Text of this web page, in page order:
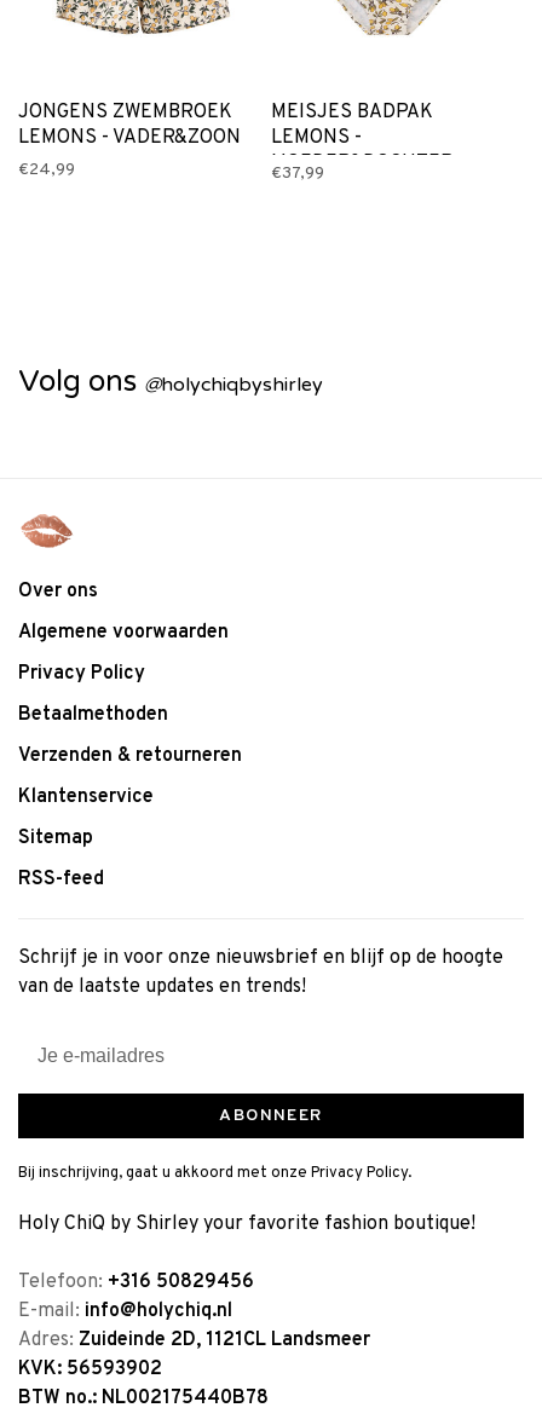
JONGENS ZWEMBROEK
LEMONS - VADER&ZOON
€24,99
MEISJES BADPAK
LEMONS -
MOEDER&DOCHTER
€37,99
Volg ons @holychiqbyshirley
Over ons
Algemene voorwaarden
Privacy Policy
Betaalmethoden
Verzenden & retourneren
Klantenservice
Sitemap
RSS-feed
Schrijf je in voor onze nieuwsbrief en blijf op de hoogte
van de laatste updates en trends!
ABONNEER
Bij inschrijving, gaat u akkoord met onze Privacy Policy.
Holy ChiQ by Shirley your favorite fashion boutique!
Telefoon: +316 50829456
E-mail: info@holychiq.nl
Adres: Zuideinde 2D, 1121CL Landsmeer
KVK: 56593902
BTW no.: NL002175440B78